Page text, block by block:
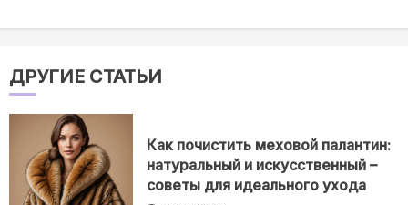
ДРУГИЕ СТАТЬИ
Как почистить меховой палантин:
натуральный и искусственный –
советы для идеального ухода